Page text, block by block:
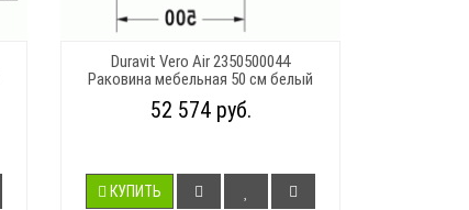
Duravit Vero Air 2350500044
Раковина мебельная 50 см белый
52 574 руб.
КУПИТЬ